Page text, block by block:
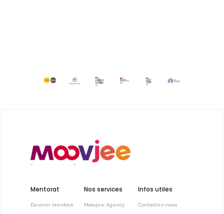
Mentorat
Devenir mentoré
Nos services
Moovjee Agency
Infos utiles
Contactez-nous